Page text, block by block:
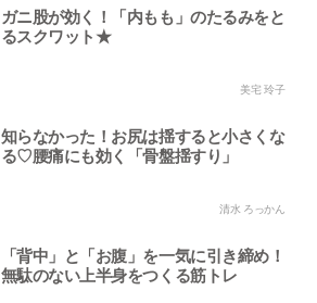
ガニ股が効く！「内もも」のたるみをと
るスクワット★
美宅 玲子
知らなかった！お尻は揺すると小さくな
る♡腰痛にも効く「骨盤揺すり」
清水 ろっかん
「背中」と「お腹」を一気に引き締め！
無駄のない上半身をつくる筋トレ